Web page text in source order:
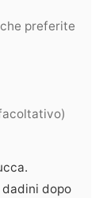
preferite
dadini dopo